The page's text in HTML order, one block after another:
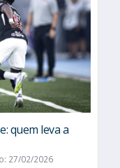
quem leva a
27/02/2026